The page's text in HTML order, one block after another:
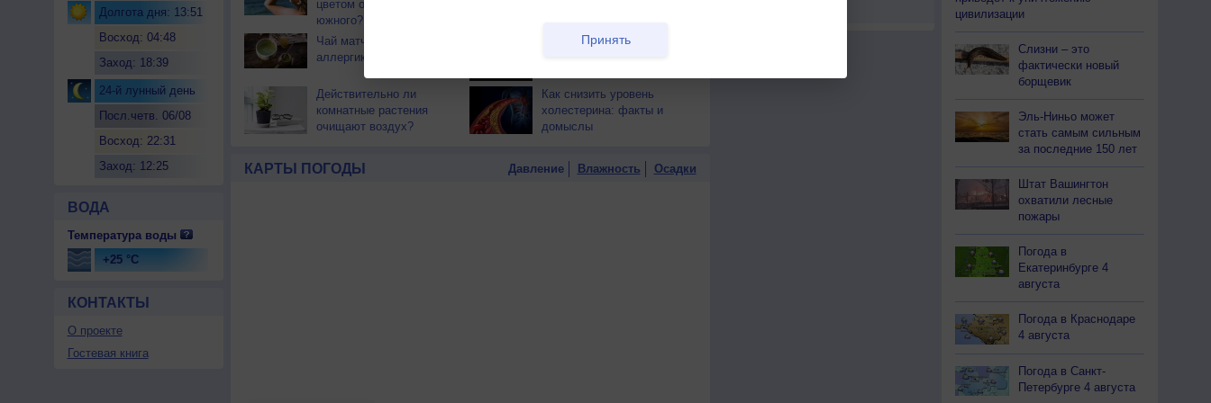
Долгота дня: 13:51
Восход: 04:48
Заход: 18:39
24-й лунный день
Посл.четв. 06/08
Восход: 22:31
Заход: 12:25
ВОДА
Температура воды
+25 °C
КОНТАКТЫ
О проекте
Гостевая книга
цветом отличается от
южного?
Чай матча может помочь
аллергикам
Запах кофе стимулирует
Действительно ли
комнатные растения
очищают воздух?
Как снизить уровень
холестерина: факты и
домыслы
КАРТЫ ПОГОДЫ Давление Влажность Осадки
цивилизации
Слизни – это
фактически новый
борщевик
Эль-Ниньо может
стать самым сильным
за последние 150 лет
Штат Вашингтон
охватили лесные
пожары
Погода в
Екатеринбурге 4
августа
Погода в Краснодаре
4 августа
Погода в Санкт-
Петербурге 4 августа
Принять